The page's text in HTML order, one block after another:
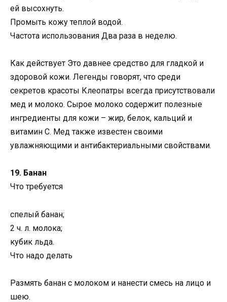
ей высохнуть.
Промыть кожу теплой водой.
Частота использования Два раза в неделю.
Как действует Это давнее средство для гладкой и
здоровой кожи. Легенды говорят, что среди
секретов красоты Клеопатры всегда присутствовали
мед и молоко. Сырое молоко содержит полезные
ингредиенты для кожи – жир, белок, кальций и
витамин С. Мед также известен своими
увлажняющими и антибактериальными свойствами.
19. Банан
Что требуется
спелый банан;
2 ч. л. молока;
кубик льда.
Что надо делать
Размять банан с молоком и нанести смесь на лицо и
шею.